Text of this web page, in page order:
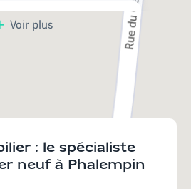
Mâcon
en-Bresse
Voir plus
: le spécialiste
neuf à Phalempin